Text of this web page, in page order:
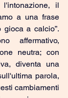
il
a una frase
gioca a calcio”.
affermativo,
neutra; con
diventa una
parola,
cambiamenti